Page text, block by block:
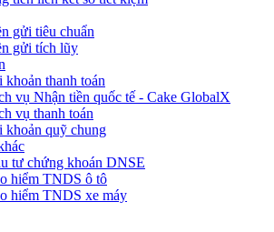
gửi tiêu chuẩn
gửi tích lũy
khoản thanh toán
vụ Nhận tiền quốc tế - Cake GlobalX
vụ thanh toán
khoản quỹ chung
tư chứng khoán DNSE
hiểm TNDS ô tô
hiểm TNDS xe máy